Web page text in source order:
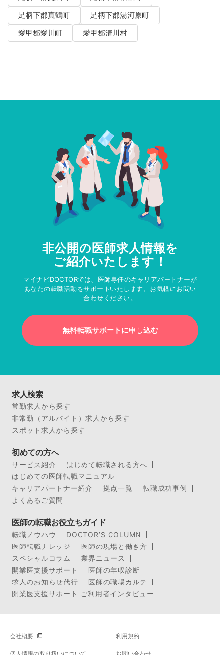
足柄下郡真鶴町
足柄下郡湯河原町
愛甲郡愛川町
愛甲郡清川村
非公開の医師求人情報を
ご紹介いたします！
マイナビDOCTORでは、医師専任のキャリアパートナーが
あなたの転職活動をサポートいたします。お気軽にお問い
合わせください。
無料転職サポートに申し込む
求人検索
常勤求人から探す
非常勤（アルバイト）求人から探す
スポット求人から探す
初めての方へ
サービス紹介
はじめて転職される方へ
はじめての医師転職マニュアル
キャリアパートナー紹介
拠点一覧
転職成功事例
よくあるご質問
医師の転職お役立ちガイド
転職ノウハウ
DOCTOR’S COLUMN
医師転職ナレッジ
医師の現場と働き方
スペシャルコラム
業界ニュース
開業医支援サポート
医師の年収診断
求人のお知らせ代行
医師の職場カルテ
開業医支援サポート ご利用者インタビュー
会社概要 利用規約
個人情報の取り扱いについて お問い合わせ